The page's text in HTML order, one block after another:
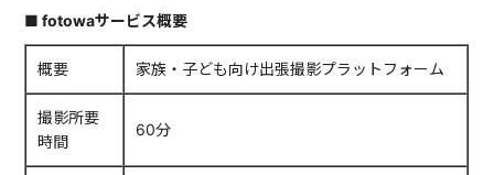
■ fotowaサービス概要
概要 家族・子ども向け出張撮影プラットフォーム
撮影所要
時間
60分